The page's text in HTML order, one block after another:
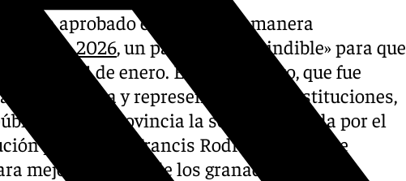
ha aprobado este lunes de manera
para 2026, un paso «imprescindible» para que
próximo 1 de enero. El presupuesto, que fue
ante la prensa y representantes de instituciones,
de la provincia la semana pasada por el
provincial, Francis Rodríguez, incluye
mejorar la vida de los granadinos».